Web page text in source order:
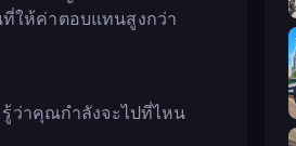
ให้ค่าตอบแทนสูงกว่า
ว่าคุณกำลังจะไปที่ไหน